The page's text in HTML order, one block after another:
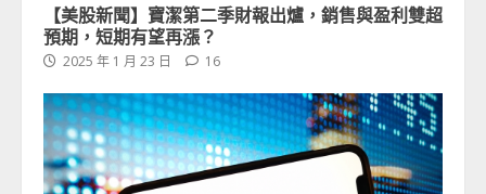
【美股新聞】寶潔第二季財報出爐，銷售與盈利雙超
預期，短期有望再漲？
2025 年 1 月 23 日 16